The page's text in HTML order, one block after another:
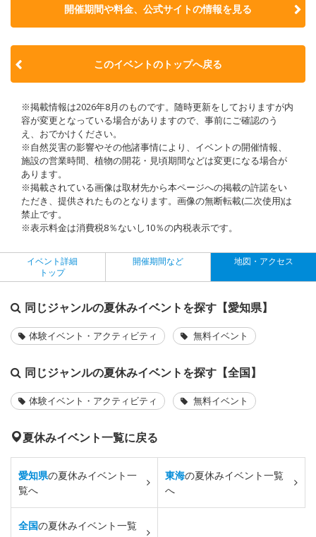
開催期間や料金、公式サイトの情報を見る
このイベントのトップへ戻る
※掲載情報は2026年8月のものです。随時更新をしておりますが内
容が変更となっている場合がありますので、事前にご確認のう
え、おでかけください。
※自然災害の影響やその他諸事情により、イベントの開催情報、
施設の営業時間、植物の開花・見頃期間などは変更になる場合が
あります。
※掲載されている画像は取材先から本ページへの掲載の許諾をい
ただき、提供されたものとなります。画像の無断転載(二次使用)は
禁止です。
※表示料金は消費税8％ないし10％の内税表示です。
イベント詳細
トップ
開催期間など 地図・アクセス
同じジャンルの夏休みイベントを探す【愛知県】
体験イベント・アクティビティ 無料イベント
同じジャンルの夏休みイベントを探す【全国】
体験イベント・アクティビティ 無料イベント
夏休みイベント一覧に戻る
愛知県の夏休みイベント一
覧へ
東海の夏休みイベント一覧
へ
全国の夏休みイベント一覧